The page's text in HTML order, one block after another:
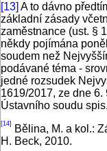
[13] A to dávno
základní zásady
zaměstnance (ust. §
někdy pojímána
soudem než
podávané téma -
jedné rozsudek
1619/2017, ze dne
Ústavního soudu
[14]
Bělina, M. a kol.:
H. Beck, 2010.